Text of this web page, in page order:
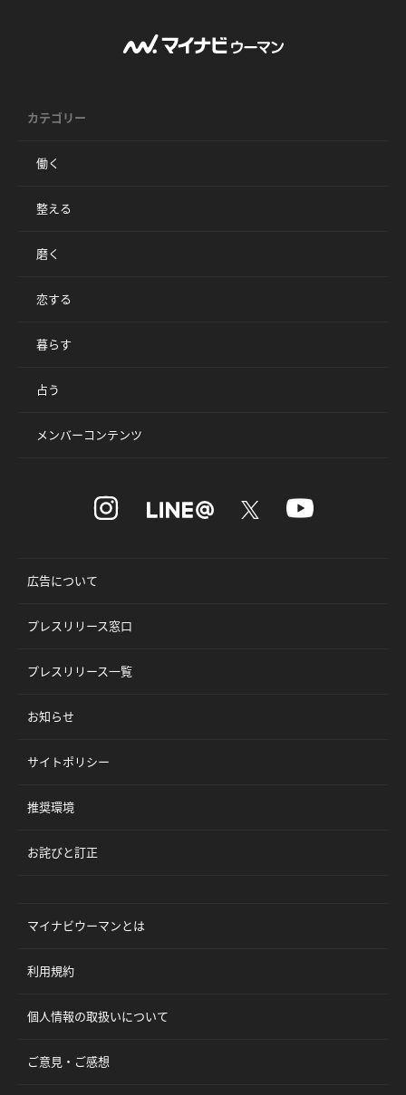
カテゴリー
働く
整える
磨く
恋する
暮らす
占う
メンバーコンテンツ
広告について
プレスリリース窓口
プレスリリース一覧
お知らせ
サイトポリシー
推奨環境
お詫びと訂正
マイナビウーマンとは
利用規約
個人情報の取扱いについて
ご意見・ご感想